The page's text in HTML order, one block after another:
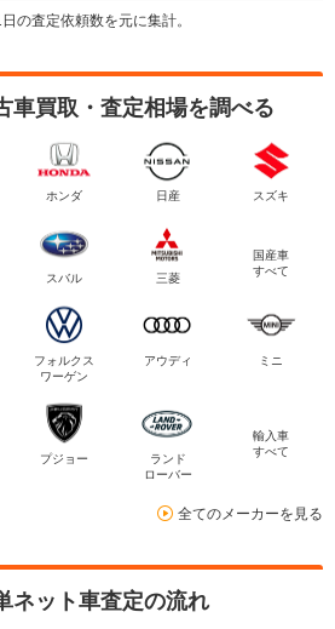
の査定依頼数を元に集計。
車買取・査定相場を調べる
ホンダ 日産 スズキ
スバル 三菱
国産車
すべて
フォルクス
ワーゲン
アウディ ミニ
プジョー
ランド
ローバー
輸入車
すべて
全てのメーカーを見る
ネット車査定の流れ